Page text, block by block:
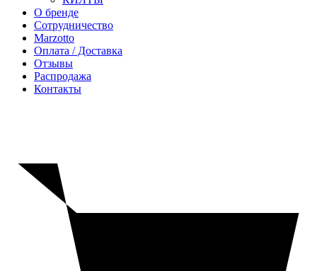
О бренде
Сотрудничество
Marzotto
Оплата / Доставка
Отзывы
Распродажа
Контакты